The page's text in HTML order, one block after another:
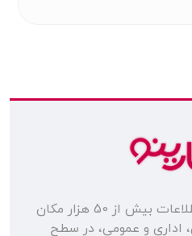
در شارینو میتوانید، به اطلاعات بیش از 50 هزار مکان
اداری و عمومی، در سطح